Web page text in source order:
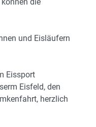
und Eisläufern
Eissport
Eisfeld, den
herzlich